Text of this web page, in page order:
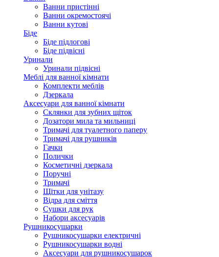
Ванни пристінні
Ванни окремостоячі
Ванни кутові
Біде
Біде підлогові
Біде підвісні
Уринали
Уринали підвісні
Меблі для ванної кімнати
Комплекти меблів
Дзеркала
Аксесуари для ванної кімнати
Склянки для зубних щіток
Дозатори мила та мильниці
Тримачі для туалетного паперу
Тримачі для рушників
Гачки
Полички
Косметичні дзеркала
Поручні
Тримачі
Щітки для унітазу
Відра для сміття
Сушки для рук
Набори аксесуарів
Рушникосушарки
Рушникосушарки електричні
Рушникосушарки водні
Аксесуари для рушникосушарок